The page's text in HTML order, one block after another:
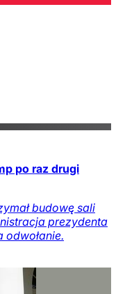
po raz drugi
budowę sali
prezydenta
odwołanie.